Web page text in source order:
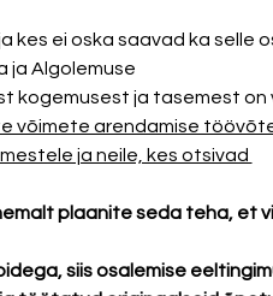
kes ei oska saavad ka selle
ja Algolemuse
kogemusest ja tasemest on
võimete arendamise
ja neile, kes otsivad
plaanite seda teha, et
siis osalemise